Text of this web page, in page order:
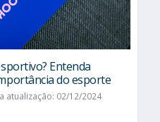
Entenda
do esporte
atualização: 02/12/2024